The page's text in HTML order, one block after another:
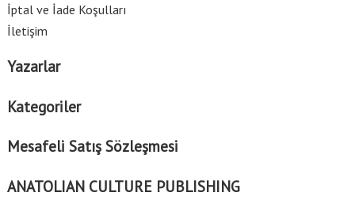
İptal ve İade Koşulları
İletişim
Yazarlar
Kategoriler
Mesafeli Satış Sözleşmesi
ANATOLIAN CULTURE PUBLISHING